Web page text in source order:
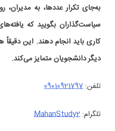
به‌جای تکرار عددها، به مدیران،
سیاست‌گذاران بگویید که
کاری باید انجام دهند. این
دیگر دانشجویان متمایز می‌کند.
تلفن: 09010921797
تلگرام: MahanStudy2